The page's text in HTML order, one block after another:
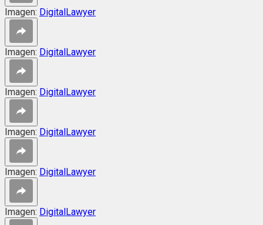
Imagen: DigitalLawyer
Imagen: DigitalLawyer
Imagen: DigitalLawyer
Imagen: DigitalLawyer
Imagen: DigitalLawyer
Imagen: DigitalLawyer